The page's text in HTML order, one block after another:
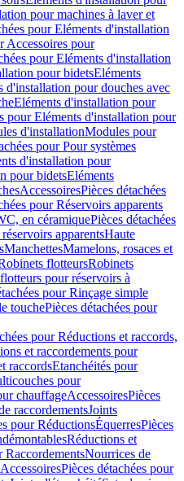
pour machines à laver et
pour Eléments d'installation
Accessoires pour
pour Eléments d'installation
pour bidetsEléments
d'installation pour douches avec
Eléments d'installation pour
pour Eléments d'installation pour
d'installationModules pour
pour Pour systèmes
d'installation pour
pour bidetsEléments
AccessoiresPièces détachées
pour Réservoirs apparents
en céramiquePièces détachées
apparentsHaute
ManchettesMamelons, rosaces et
flotteursRobinets
pour réservoirs à
pour Rinçage simple
touchePièces détachées pour
pour Réductions et raccords,
et raccordements pour
raccordsEtanchéités pour
pour
chauffageAccessoiresPièces
raccordementsJoints
pour RéductionsÉquerresPièces
Réductions et
RaccordementsNourrices de
AccessoiresPièces détachées pour